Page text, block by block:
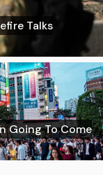
Talks
Going To Come